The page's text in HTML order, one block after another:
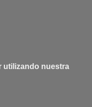
utilizando nuestra